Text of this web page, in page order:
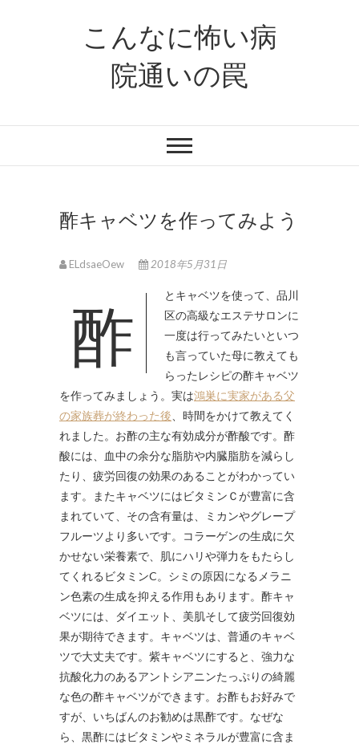
c
n
こんなに怖い病
院通いの罠
酢キャベツを作ってみよう
ELdsaeOew 2018年5月31日
酢とキャベツを使って、品川
区の高級なエステサロンに
一度は行ってみたいといつ
も言っていた母に教えても
らったレシピの酢キャベツ
を作ってみましょう。実は鴻巣に実家がある父
の家族葬が終わった後 、時間をかけて教えてく
れました。お酢の主な有効成分が酢酸です。酢
酸には、血中の余分な脂肪や内臓脂肪を減らし
たり、疲労回復の効果のあることがわかってい
ます。またキャベツにはビタミンＣが豊富に含
まれていて、その含有量は、ミカンやグレープ
フルーツより多いです。コラーゲンの生成に欠
かせない栄養素で、肌にハリや弾力をもたらし
てくれるビタミンC。シミの原因になるメラニ
ン色素の生成を抑える作用もあります。酢キャ
ベツには、ダイエット、美肌そして疲労回復効
果が期待できます。キャベツは、普通のキャベ
ツで大丈夫です。紫キャベツにすると、強力な
抗酸化力のあるアントシアニンたっぷりの綺麗
な色の酢キャベツができます。お酢もお好みで
すが、いちばんのお勧めは黒酢です。なぜな
ら、黒酢にはビタミンやミネラルが豊富に含ま